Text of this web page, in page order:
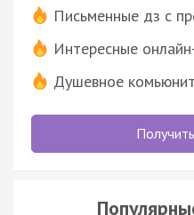
Письменные дз с
Интересные
Душевное